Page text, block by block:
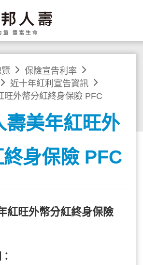
保險宣告利率
近十年紅利宣告資訊
旺外幣分紅終身保險 PFC
壽美年紅旺外
身保險 PFC
紅旺外幣分紅終身保險